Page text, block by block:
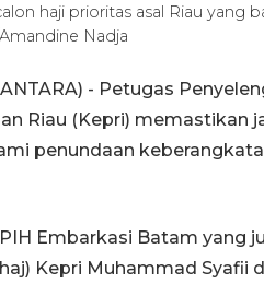
haji prioritas asal Riau yang
Nadja
- Petugas
Riau (Kepri) memastikan
penundaan
Embarkasi Batam yang
Kepri Muhammad Syafii